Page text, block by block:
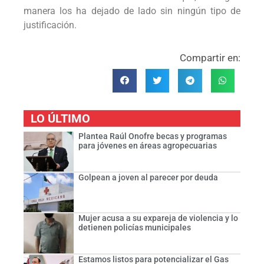
manera los ha dejado de lado sin ningún tipo de
justificación.
Compartir en:
LO ÚLTIMO
Plantea Raúl Onofre becas y programas
para jóvenes en áreas agropecuarias
Golpean a joven al parecer por deuda
Mujer acusa a su expareja de violencia y lo
detienen policías municipales
Estamos listos para potencializar el Gas